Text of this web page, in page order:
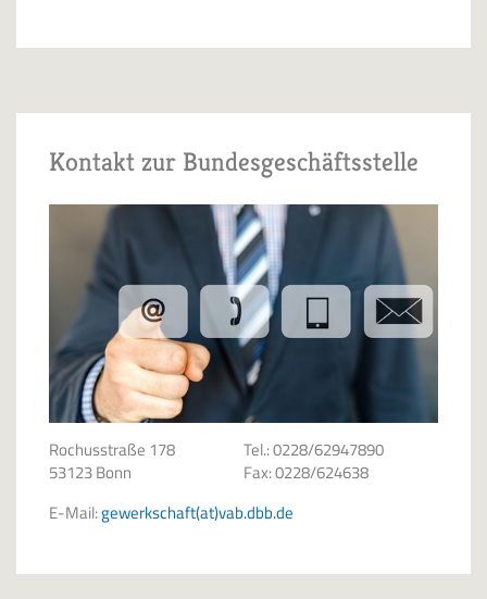
Kontakt zur Bundesgeschäftsstelle
Rochusstraße 178
53123 Bonn
Tel.: 0228/62947890
Fax: 0228/624638
E-Mail:gewerkschaft(at)vab.dbb.de